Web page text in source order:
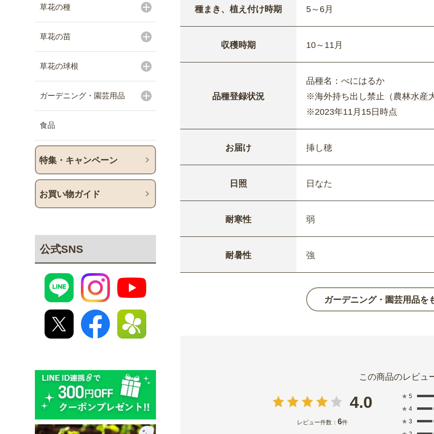
草花の種
草花の苗
草花の球根
ガーデニング・園芸用品
食品
特集・キャンペーン
お買い物ガイド
公式SNS
種まき、植え付け時期 5～6月
収穫時期 10～11月
品種登録状況
品種名：べにはるか
※海外持ち出し禁止（農林水産
※2023年11月15日時点
お届け 挿し穂
日照 日なた
耐寒性 弱
耐暑性 強
ガーデニング・園芸用品を
4.0
レビュー件数： 6件
★ 5
★ 4
★ 3